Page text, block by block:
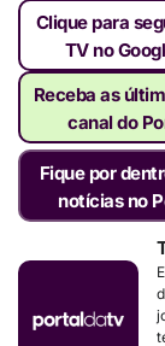
Clique para
TV no
Receba as
canal do
Fique por
notícias no